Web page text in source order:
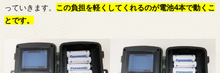
っていきます。 この負担を軽くしてくれるのが電池4本で動くこ
とです。